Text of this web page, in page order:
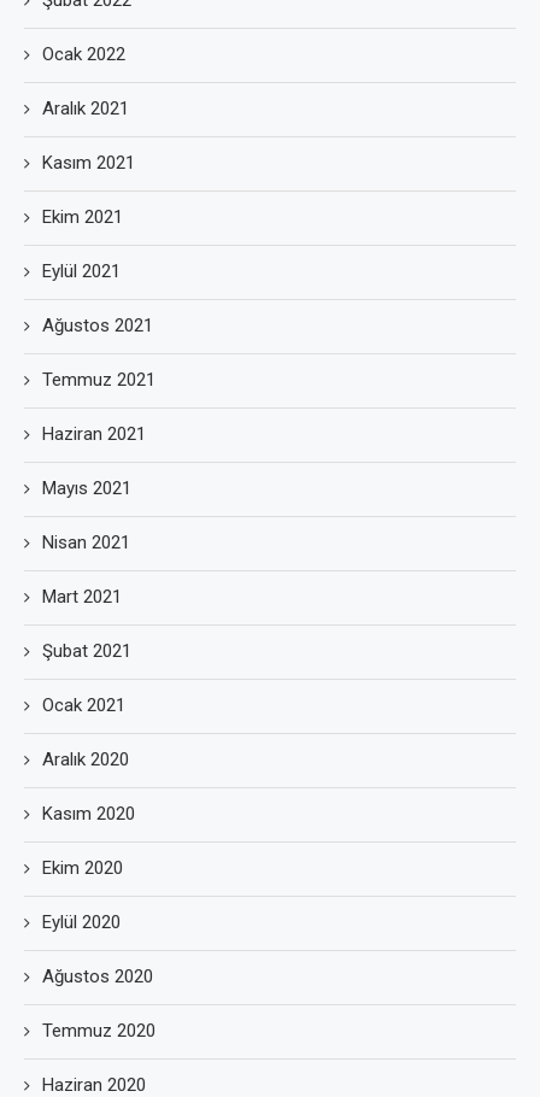
Ocak 2022
Aralık 2021
Kasım 2021
Ekim 2021
Eylül 2021
Ağustos 2021
Temmuz 2021
Haziran 2021
Mayıs 2021
Nisan 2021
Mart 2021
Şubat 2021
Ocak 2021
Aralık 2020
Kasım 2020
Ekim 2020
Eylül 2020
Ağustos 2020
Temmuz 2020
Haziran 2020